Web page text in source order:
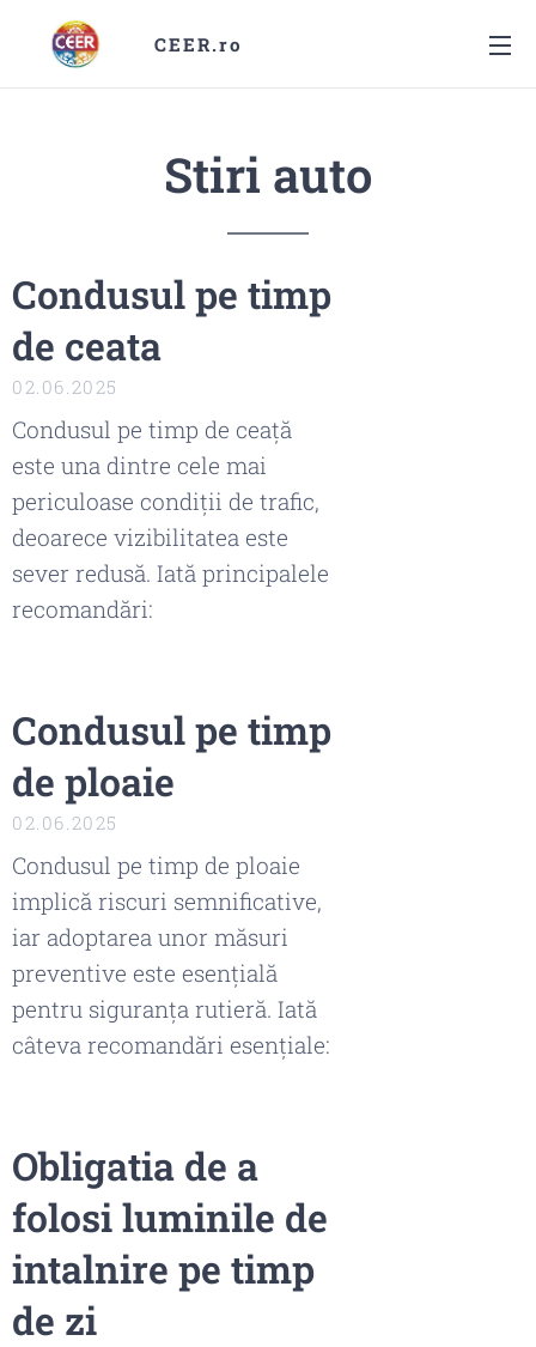
CEER.ro
Stiri auto
Condusul pe timp
de ceata
02.06.2025
Condusul pe timp de ceață
este una dintre cele mai
periculoase condiții de trafic,
deoarece vizibilitatea este
sever redusă. Iată principalele
recomandări:
Condusul pe timp
de ploaie
02.06.2025
Condusul pe timp de ploaie
implică riscuri semnificative,
iar adoptarea unor măsuri
preventive este esențială
pentru siguranța rutieră. Iată
câteva recomandări esențiale:
Obligatia de a
folosi luminile de
intalnire pe timp
de zi